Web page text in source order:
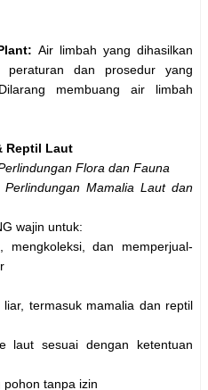
Air limbah yang dihasilkan
dan prosedur yang
membuang air limbah
Reptil Laut
Flora dan Fauna
Mamalia Laut dan
wajin untuk:
mengkoleksi, dan memperjual-
termasuk mamalia dan reptil
laut sesuai dengan ketentuan
tanpa izin